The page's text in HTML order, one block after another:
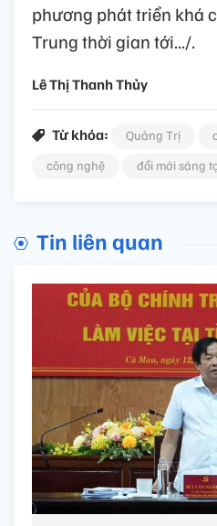
phương phát triển khá
Trung thời gian tới.../.
Lê Thị Thanh Thủy
Từ khóa: Quảng Trị
công nghệ
đổi mới sáng
Tin liên quan